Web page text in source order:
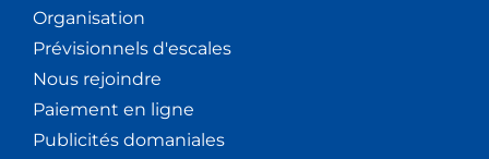
Organisation
Prévisionnels d'escales
Nous rejoindre
Paiement en ligne
Publicités domaniales